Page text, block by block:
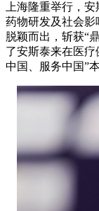
上海隆重举行，
药物研发及社会影
脱颖而出，斩获“
了安斯泰来在医
中国、服务中国”